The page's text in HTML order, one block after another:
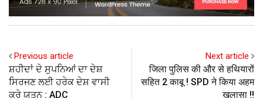
Previous article
ਸ਼ਹੀਦਾਂ ਦੇ ਸੁਪਨਿਆਂ ਦਾ ਦੇਸ਼
ਸਿਰਜਣ ਲਈ ਹਰੇਕ ਦੇਸ਼ ਵਾਸੀ
ਕਰੇ ਯਤਨ : ADC
Next article
जिला पुलिस की और से हथियारों
सहित 2 काबू ! SPD ने किया अहम
खुलासा !!